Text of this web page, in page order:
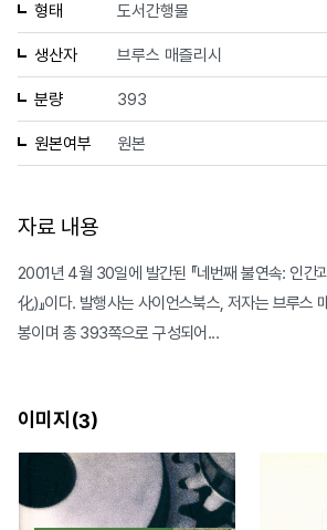
형태 도서간행물
생산자 브루스 매즐리시
분량 393
원본여부 원본
자료 내용
2001년 4월 30일에 발간된 『네번째 불연속: 인간
化)』이다. 발행사는 사이언스북스, 저자는 브루스
봉이며 총 393쪽으로 구성되어...
이미지(3)